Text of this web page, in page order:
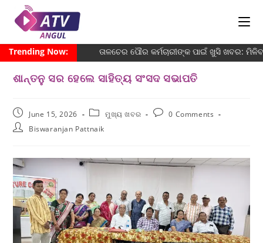
Trending Now: ତାଳଚେର ପୌର କର୍ମଚାରୀଙ୍କ ପାଇଁ ଖୁସି ଖବର:
ଶାନ୍ତନୁ ସର ହେଲେ ସାହିତ୍ୟ ସଂସଦ ସଭାପତି
June 15, 2026 ମୁଖ୍ୟ ଖବର
0 Comments
Biswaranjan Pattnaik